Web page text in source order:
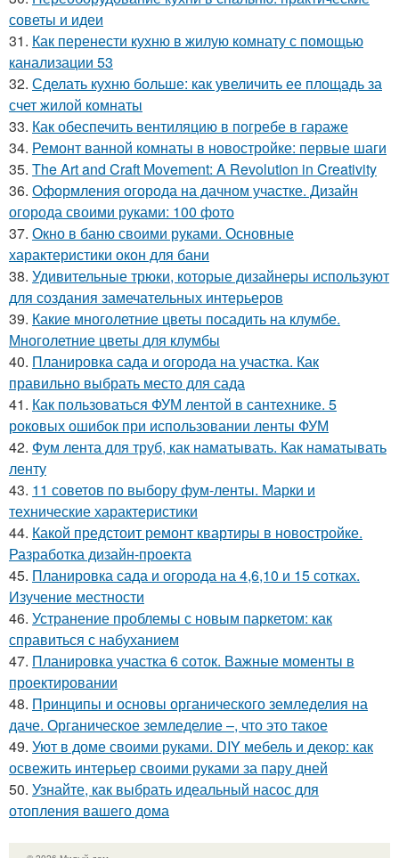
советы и идеи
31. Как перенести кухню в жилую комнату с помощью
канализации 53
32. Сделать кухню больше: как увеличить ее площадь за
счет жилой комнаты
33. Как обеспечить вентиляцию в погребе в гараже
34. Ремонт ванной комнаты в новостройке: первые шаги
35. The Art and Craft Movement: A Revolution in Creativity
36. Оформления огорода на дачном участке. Дизайн
огорода своими руками: 100 фото
37. Окно в баню своими руками. Основные
характеристики окон для бани
38. Удивительные трюки, которые дизайнеры используют
для создания замечательных интерьеров
39. Какие многолетние цветы посадить на клумбе.
Многолетние цветы для клумбы
40. Планировка сада и огорода на участка. Как
правильно выбрать место для сада
41. Как пользоваться ФУМ лентой в сантехнике. 5
роковых ошибок при использовании ленты ФУМ
42. Фум лента для труб, как наматывать. Как наматывать
ленту
43. 11 советов по выбору фум-ленты. Марки и
технические характеристики
44. Какой предстоит ремонт квартиры в новостройке.
Разработка дизайн-проекта
45. Планировка сада и огорода на 4,6,10 и 15 сотках.
Изучение местности
46. Устранение проблемы с новым паркетом: как
справиться с набуханием
47. Планировка участка 6 соток. Важные моменты в
проектировании
48. Принципы и основы органического земледелия на
даче. Органическое земледелие –, что это такое
49. Уют в доме своими руками. DIY мебель и декор: как
освежить интерьер своими руками за пару дней
50. Узнайте, как выбрать идеальный насос для
отопления вашего дома